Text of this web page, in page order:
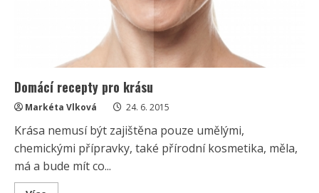
Domácí recepty pro krásu
Markéta Vlková 24. 6. 2015
Krása nemusí být zajištěna pouze umělými,
chemickými přípravky, také přírodní kosmetika, měla,
má a bude mít co...